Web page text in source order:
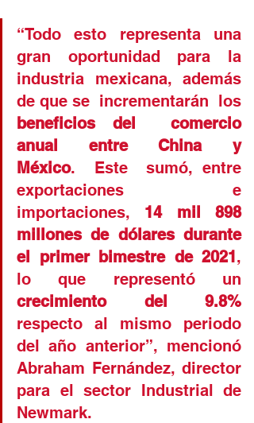
“Todo esto representa una
gran oportunidad para la
industria mexicana, además
beneficios del  comercio
anual  entre  China  y
México.  Este  sumó, entre
exportaciones e
importaciones, 14 mil 898
millones de dólares durante
el primer bimestre de 2021,
crecimiento del 9.8%
respecto al mismo periodo
del año anterior”, mencionó
Abraham Fernández, director
para el sector Industrial de
Newmark.